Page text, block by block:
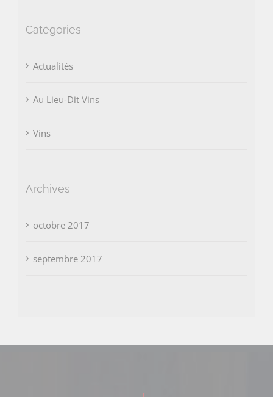
Catégories
Actualités
Au Lieu-Dit Vins
Vins
Archives
octobre 2017
septembre 2017